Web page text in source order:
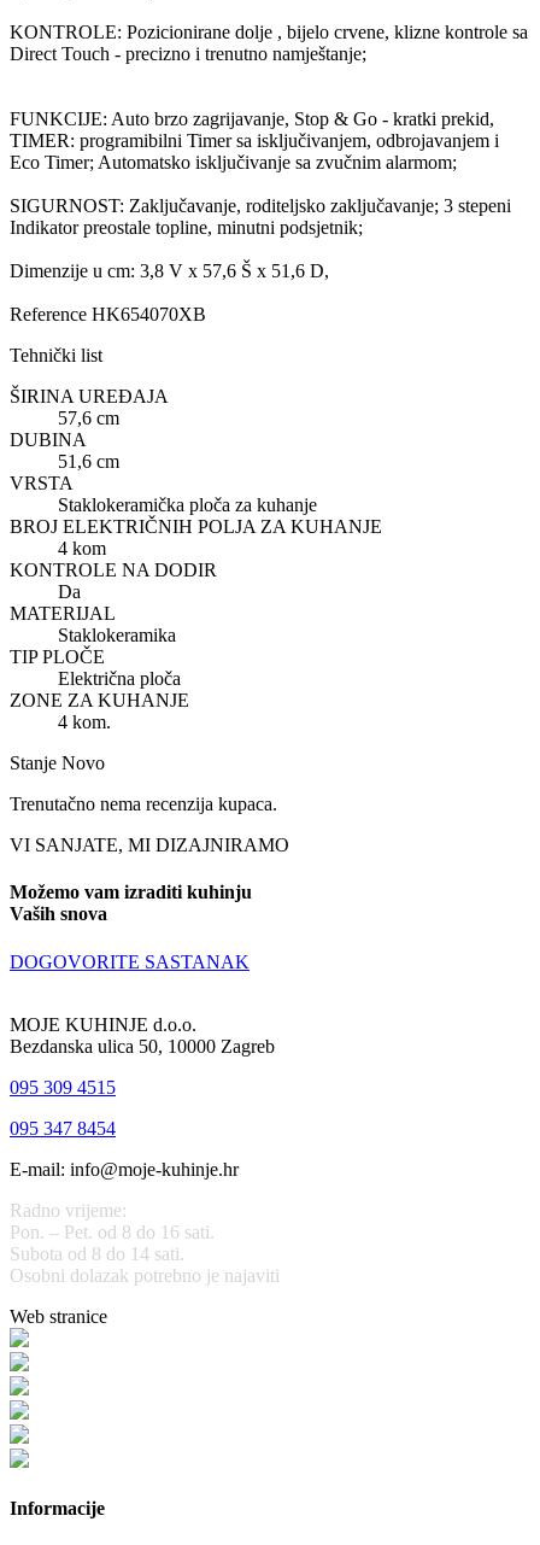
KONTROLE: Pozicionirane dolje , bijelo crvene, klizne kontrole sa
Direct Touch - precizno i trenutno namještanje;
FUNKCIJE: Auto brzo zagrijavanje, Stop & Go - kratki prekid,
TIMER: programibilni Timer sa isključivanjem, odbrojavanjem i
Eco Timer; Automatsko isključivanje sa zvučnim alarmom;
SIGURNOST: Zaključavanje, roditeljsko zaključavanje; 3 stepeni
Indikator preostale topline, minutni podsjetnik;
Dimenzije u cm: 3,8 V x 57,6 Š x 51,6 D,
Reference HK654070XB
Tehnički list
ŠIRINA UREĐAJA
57,6 cm
DUBINA
51,6 cm
VRSTA
Staklokeramička ploča za kuhanje
BROJ ELEKTRIČNIH POLJA ZA KUHANJE
4 kom
KONTROLE NA DODIR
Da
MATERIJAL
Staklokeramika
TIP PLOČE
Električna ploča
ZONE ZA KUHANJE
4 kom.
Stanje Novo
Trenutačno nema recenzija kupaca.
VI SANJATE, MI DIZAJNIRAMO
Možemo vam izraditi kuhinju
Vaših snova
DOGOVORITE SASTANAK
MOJE KUHINJE d.o.o.
Bezdanska ulica 50, 10000 Zagreb
095 309 4515
095 347 8454
E-mail: info@moje-kuhinje.hr
Radno vrijeme:
Pon. – Pet. od 8 do 16 sati.
Subota od 8 do 14 sati.
Osobni dolazak potrebno je najaviti
Web stranice
Informacije